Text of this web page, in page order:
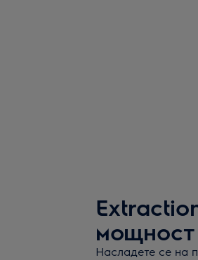
Насладете се на